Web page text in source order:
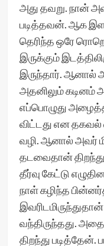
அது தவறு. நான்
படித்தவன். ஆக
தெரிந்த ஒரே
இருக்கும்
இருந்தார். ஆனால்
அதனிலும் கடினம்
எப்பொழுது
விட்டது என
வழி. ஆனால் அவர்
தடவைதான் திறந்து
தீர்வு கேட்டு
நாள் கழிந்த
வந்திருந்தது.
திறந்து படித்தேன்.